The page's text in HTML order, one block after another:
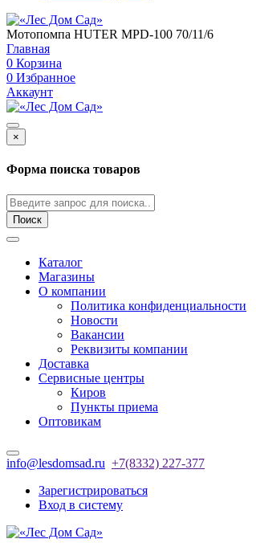
Мотопомпа HUTER MPD-100 70/11/6
Главная
0 Корзина
0 Избранное
Аккаунт
×
Форма поиска товаров
Поиск
Каталог
Магазины
О компании
Политика конфиденциальности
Новости
Вакансии
Реквизиты компании
Доставка
Сервисные центры
Киров
Пункты приема
Оптовикам
info@lesdomsad.ru +7(8332) 227-377
Зарегистрироваться
Вход в систему